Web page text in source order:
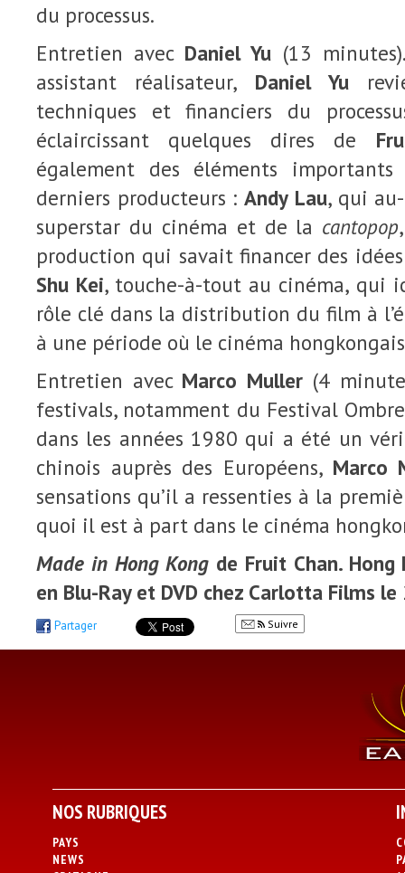
du processus.
Entretien avec Daniel Yu (13
assistant réalisateur, Daniel Yu
techniques et financiers du
éclaircissant quelques dires de
également des éléments
derniers producteurs :Andy Lau, qui
superstar du cinéma et de la cantopop
production qui savait financer des
Shu Kei, touche-à-tout au cinéma, qui
rôle clé dans la distribution du film à
à une période où le cinéma
Entretien avec Marco Muller (4
festivals, notamment du Festival
dans les années 1980 qui a été un
chinois auprès des Européens, Marco
sensations qu’il a ressenties à la
quoi il est à part dans le cinéma
Made in Hong Kong de Fruit Chan. Hong
en Blu-Ray et DVD chez Carlotta Films
Partager Suivre
NOS RUBRIQUES
PAYS
NEWS